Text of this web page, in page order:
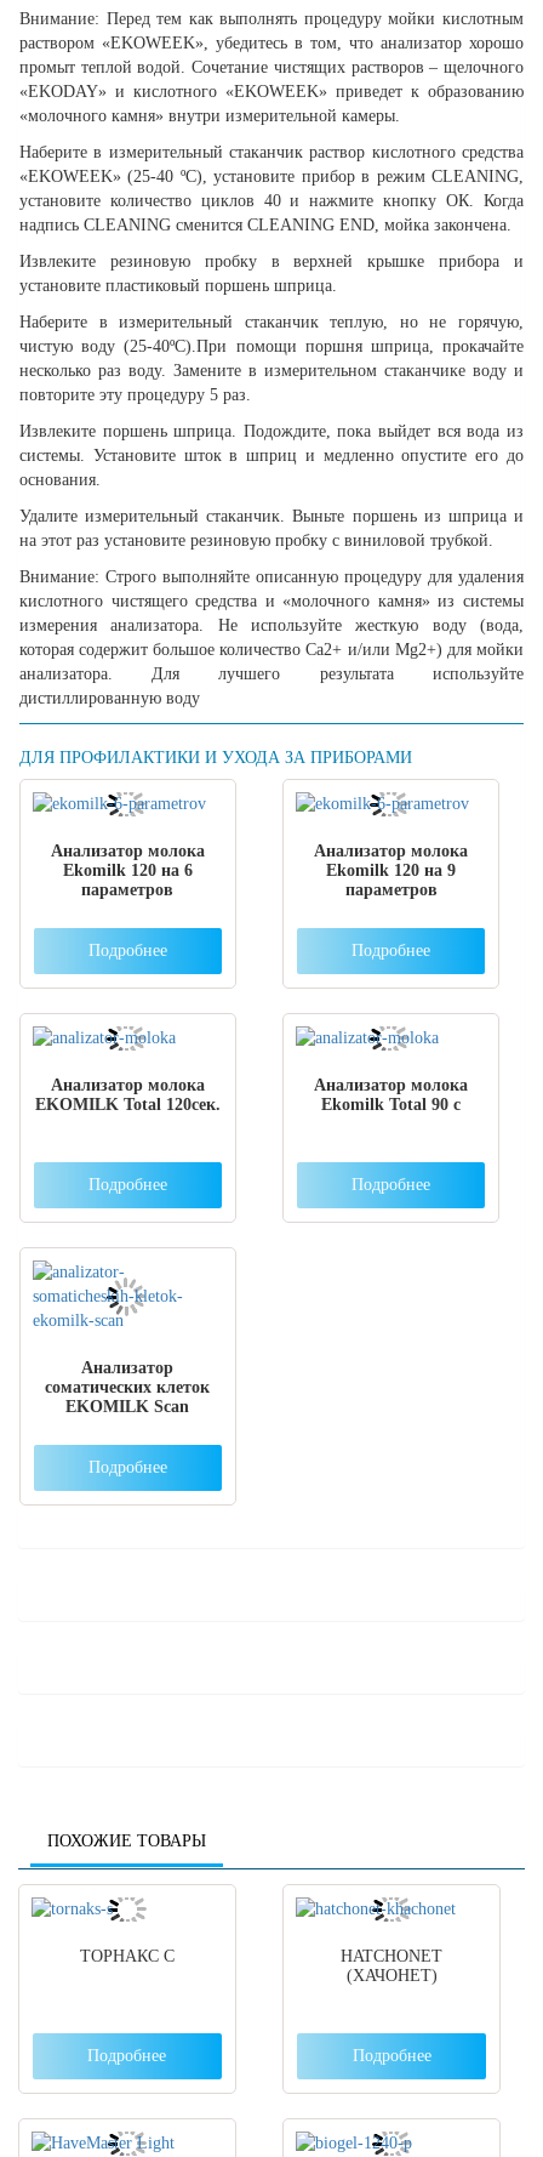
Внимание: Перед тем как выполнять процедуру мойки кислотным
раствором «EKOWEEK», убедитесь в том, что анализатор хорошо
промыт теплой водой. Сочетание чистящих растворов – щелочного
«EKODAY» и кислотного «EKOWEEK» приведет к образованию
«молочного камня» внутри измерительной камеры.
Наберите в измерительный стаканчик раствор кислотного средства
«EKOWEEK» (25-40 ºC), установите прибор в режим CLEANING,
установите количество циклов 40 и нажмите кнопку ОК. Когда
надпись CLEANING сменится CLEANING END, мойка закончена.
Извлеките резиновую пробку в верхней крышке прибора и
установите пластиковый поршень шприца.
Наберите в измерительный стаканчик теплую, но не горячую,
чистую воду (25-40ºC).При помощи поршня шприца, прокачайте
несколько раз воду. Замените в измерительном стаканчике воду и
повторите эту процедуру 5 раз.
Извлеките поршень шприца. Подождите, пока выйдет вся вода из
системы. Установите шток в шприц и медленно опустите его до
основания.
Удалите измерительный стаканчик. Выньте поршень из шприца и
на этот раз установите резиновую пробку с виниловой трубкой.
Внимание: Строго выполняйте описанную процедуру для удаления
кислотного чистящего средства и «молочного камня» из системы
измерения анализатора. Не используйте жесткую воду (вода,
которая содержит большое количество Ca2+ и/или Mg2+) для мойки
анализатора. Для лучшего результата используйте
дистиллированную воду
ДЛЯ ПРОФИЛАКТИКИ И УХОДА ЗА ПРИБОРАМИ
Анализатор молока
Ekomilk 120 на 6
параметров
Подробнее
Анализатор молока
Ekomilk 120 на 9
параметров
Подробнее
Анализатор молока
EKOMILK Total 120сек.
Подробнее
Анализатор молока
Ekomilk Total 90 с
Подробнее
Анализатор
соматических клеток
EKOMILK Scan
Подробнее
ПОХОЖИЕ ТОВАРЫ
ТОРНАКС С
Подробнее
HATCHONET
(ХАЧОНЕТ)
Подробнее